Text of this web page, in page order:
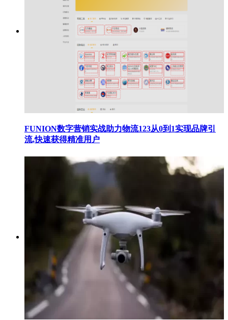
FUNION数字营销实战助力物流123从0到1实现品牌引
流,快速获得精准用户